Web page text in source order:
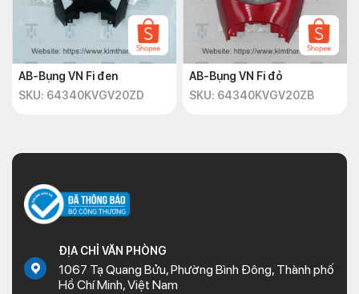
AB-Bụng VN Fi đen
SKU: 64340KVGV20ZD
AB-Bụng VN Fi đỏ
SKU: 64340KVGV20ZB
ĐỊA CHỈ VĂN PHÒNG
1067 Tạ Quang Bửu, Phường Bình Đông, Thành phố
Hồ Chí Minh, Việt Nam